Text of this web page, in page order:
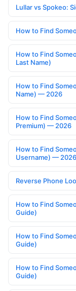
Lullar vs Spokeo:
How to Find
How to Find
Last Name)
How to Find
Name) — 2026
How to Find
Premium) — 2026
How to Find
Username) — 2026
Reverse Phone
How to Find
Guide)
How to Find
Guide)
How to Find
Guide)